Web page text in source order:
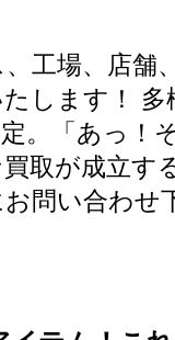
工場、店舗
します！ 多
。「あっ！
取が成立す
お問い合わせ